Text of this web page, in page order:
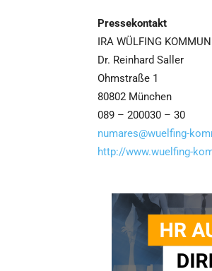
Pressekontakt
IRA WÜLFING
Dr. Reinhard Saller
Ohmstraße 1
80802 München
089 – 200030 – 30
numares@wuelfing-
http://www.wuelfing-